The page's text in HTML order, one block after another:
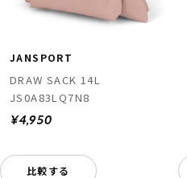
JANSPORT
DRAW SACK 14L
JS0A83LQ7N8
¥4,950
比較する